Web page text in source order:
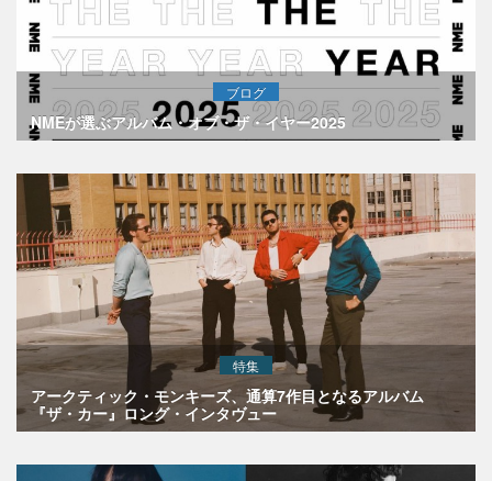
ブログ
NMEが選ぶアルバム・オブ・ザ・イヤー2025
特集
アークティック・モンキーズ、通算7作目となるアルバム
『ザ・カー』ロング・インタヴュー